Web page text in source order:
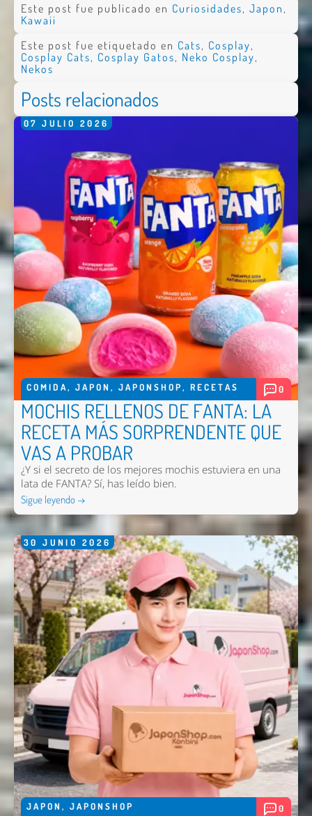
Este post fue publicado en Curiosidades, Japon,
Kawaii
Este post fue etiquetado en Cats, Cosplay,
Cosplay Cats, Cosplay Gatos, Neko Cosplay,
Nekos
Posts relacionados
07 JULIO 2026
COMIDA, JAPON , JAPONSHOP, RECETAS 0
MOCHIS RELLENOS DE FANTA: LA
RECETA MÁS SORPRENDENTE QUE
VAS A PROBAR
¿Y si el secreto de los mejores mochis estuviera en una
lata de FANTA? Sí, has leído bien.
Sigue leyendo →
30 JUNIO 2026
JAPON , JAPONSHOP 0
Nombre *
Email *
Comentario *
Enviar